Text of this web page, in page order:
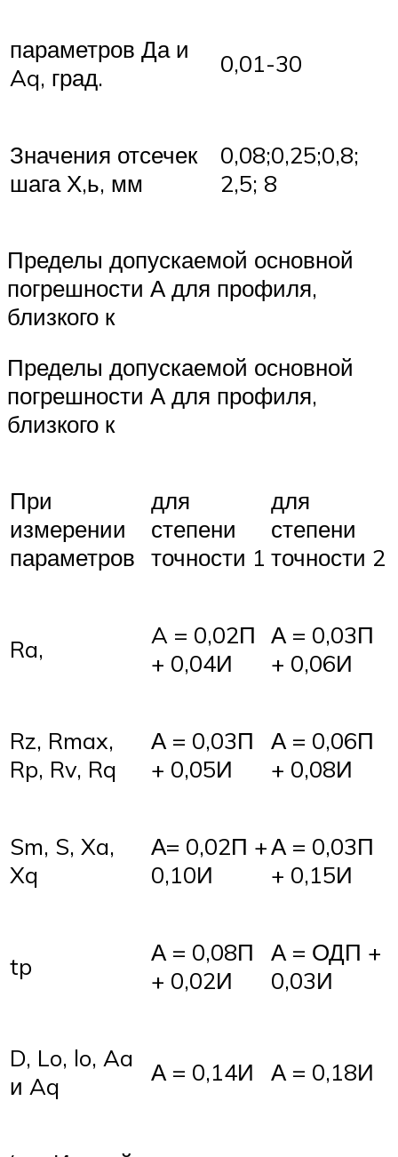
параметров Да и
Aq, град.
0,01-30
Значения отсечек
шага Х,ь, мм
0,08;0,25;0,8;
2,5; 8
Пределы допускаемой основной
погрешности А для профиля,
близкого к
Пределы допускаемой основной
погрешности А для профиля,
близкого к
При
измерении
параметров
для
степени
точности 1
для
степени
точности 2
Ra,
A = 0,02П
+ 0,04И
А = 0,03П
+ 0,06И
Rz, Rmax,
Rp, Rv, Rq
А = 0,03П
+ 0,05И
А = 0,06П
+ 0,08И
Sm, S, Xa,
Xq
А= 0,02П +
0,10И
А = 0,03П
+ 0,15И
tp
А = 0,08П
+ 0,02И
А = ОДП +
0,03И
D, Lo, lo, Aa
и Aq
А = 0,14И А = 0,18И